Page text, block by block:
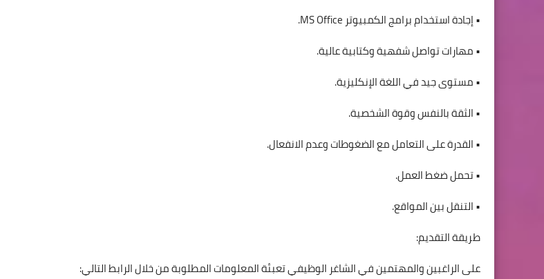
• إجادة استخدام برامج الكمبيوتر MS Office.
• مهارات تواصل شفهية وكتابية عالية.
• مستوى جيد في اللغة الإنكليزية.
• الثقة بالنفس وقوة الشخصية.
• القدرة على التعامل مع الضغوطات وعدم الانفعال.
• تحمل ضغط العمل.
• التنقل بين المواقع.
طريقة التقديم:
على الراغبين والمهتمين في الشاغر الوظيفي تعبئة المعلومات المطلوبة من خلال الرابط التالي: